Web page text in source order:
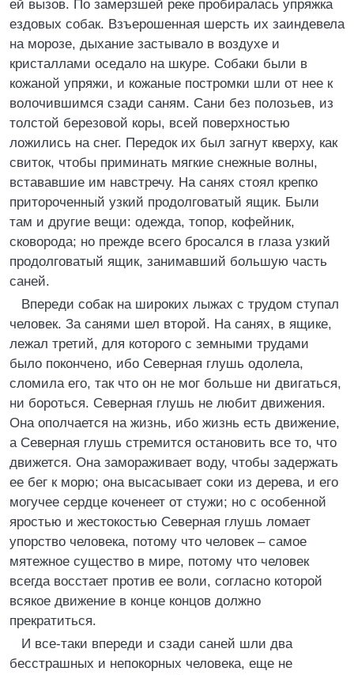
ей вызов. По замерзшей реке пробиралась упряжка
ездовых собак. Взъерошенная шерсть их заиндевела
на морозе, дыхание застывало в воздухе и
кристаллами оседало на шкуре. Собаки были в
кожаной упряжи, и кожаные постромки шли от нее к
волочившимся сзади саням. Сани без полозьев, из
толстой березовой коры, всей поверхностью
ложились на снег. Передок их был загнут кверху, как
свиток, чтобы приминать мягкие снежные волны,
встававшие им навстречу. На санях стоял крепко
притороченный узкий продолговатый ящик. Были
там и другие вещи: одежда, топор, кофейник,
сковорода; но прежде всего бросался в глаза узкий
продолговатый ящик, занимавший большую часть
саней.
Впереди собак на широких лыжах с трудом ступал
человек. За санями шел второй. На санях, в ящике,
лежал третий, для которого с земными трудами
было покончено, ибо Северная глушь одолела,
сломила его, так что он не мог больше ни двигаться,
ни бороться. Северная глушь не любит движения.
Она ополчается на жизнь, ибо жизнь есть движение,
а Северная глушь стремится остановить все то, что
движется. Она замораживает воду, чтобы задержать
ее бег к морю; она высасывает соки из дерева, и его
могучее сердце коченеет от стужи; но с особенной
яростью и жестокостью Северная глушь ломает
упорство человека, потому что человек – самое
мятежное существо в мире, потому что человек
всегда восстает против ее воли, согласно которой
всякое движение в конце концов должно
прекратиться.
И все-таки впереди и сзади саней шли два
бесстрашных и непокорных человека, еще не